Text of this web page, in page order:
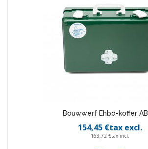
Bouwwerf Ehbo-koffer
154,45 €tax excl.
163,72 €tax incl.